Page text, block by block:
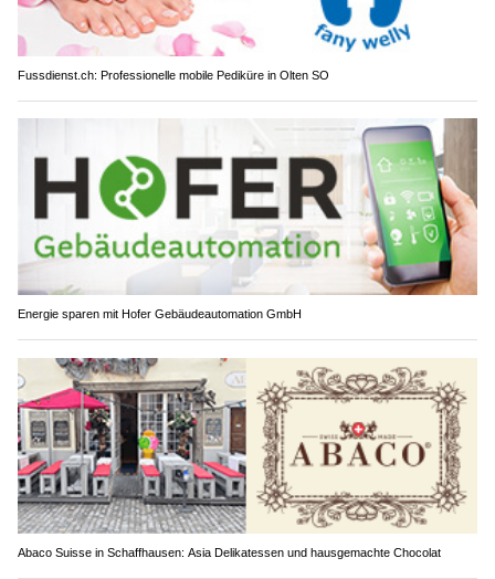
Fussdienst.ch: Professionelle mobile Pediküre in Olten SO
Energie sparen mit Hofer Gebäudeautomation GmbH
Abaco Suisse in Schaffhausen: Asia Delikatessen und hausgemachte Chocolat